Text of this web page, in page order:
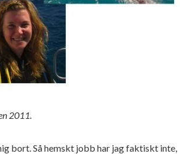
2011.
bort. Så hemskt jobb har jag faktiskt inte,